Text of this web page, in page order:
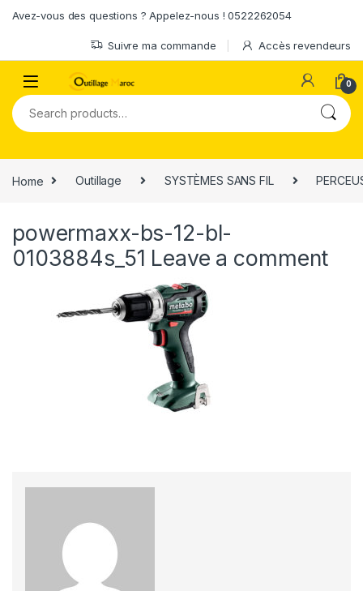
Avez-vous des questions ? Appelez-nous ! 0522262054
Suivre ma commande Accès revendeurs
0
Search for:
Home Outillage SYSTÈMES SANS FIL
powermaxx-bs-12-bl-
0103884s_51 Leave a comment